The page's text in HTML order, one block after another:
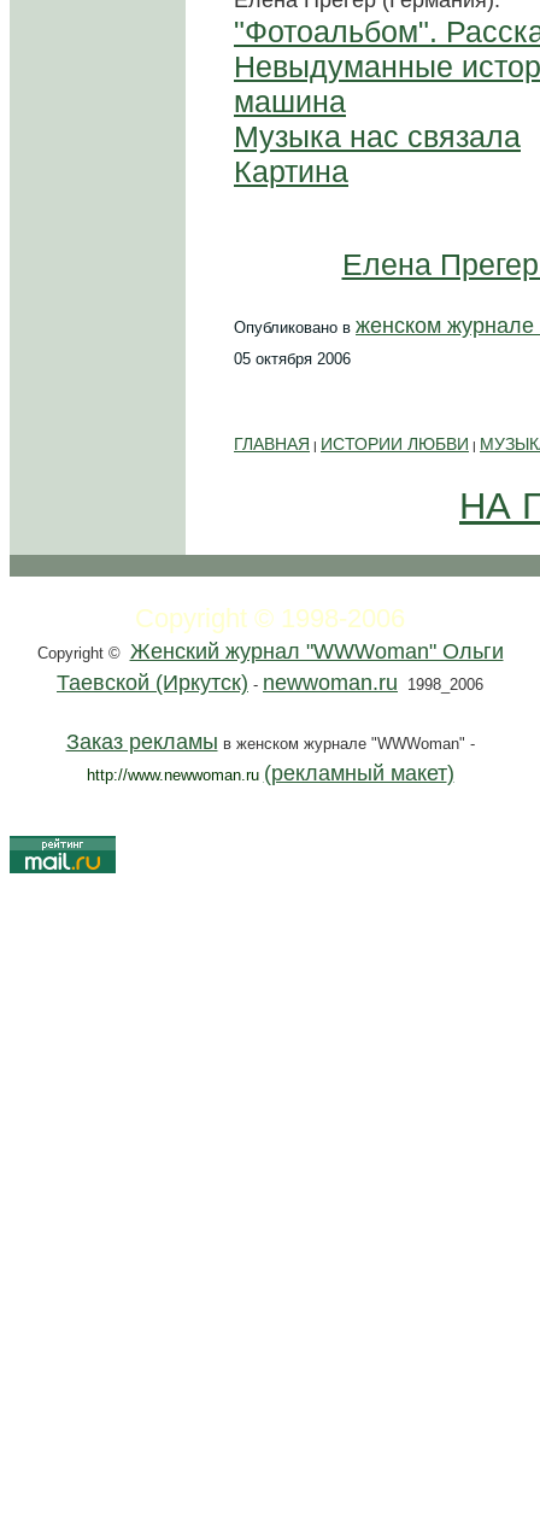
"Фотоальбом".
Невыдуманные
машина
Музыка нас связала
Картина
Елена
Опубликовано в женском журнале
05 октября 2006
ГЛАВНАЯ ИСТОРИИ ЛЮБВИ
НА
Copyright © 1998-2006
Copyright © Женский журнал "WWWoman" Ольги
Таевской (Иркутск) - newwoman.ru 1998_2006
Заказ рекламы в женском журнале "WWWoman" -
http://www.newwoman.ru (рекламный макет)